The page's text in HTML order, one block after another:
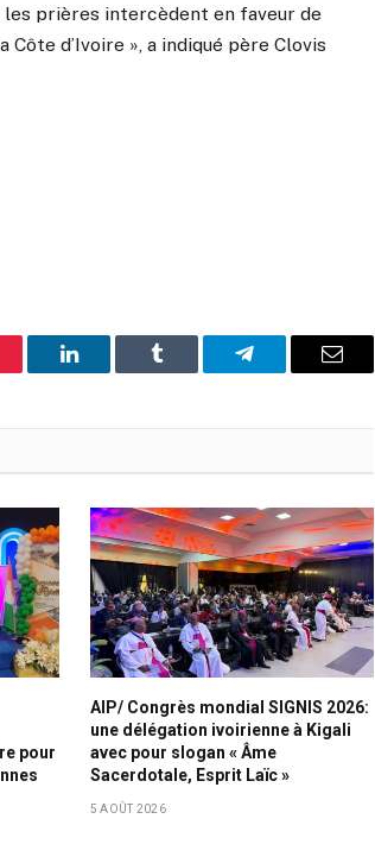
prières intercèdent en faveur de
d’Ivoire », a indiqué père Clovis
LinkedIn Tumblr Telegram Email
pour
AIP/ Congrès mondial SIGNIS 2026:
une délégation ivoirienne à Kigali
avec pour slogan « Âme
Sacerdotale, Esprit Laïc »
5 AOÛT 2026